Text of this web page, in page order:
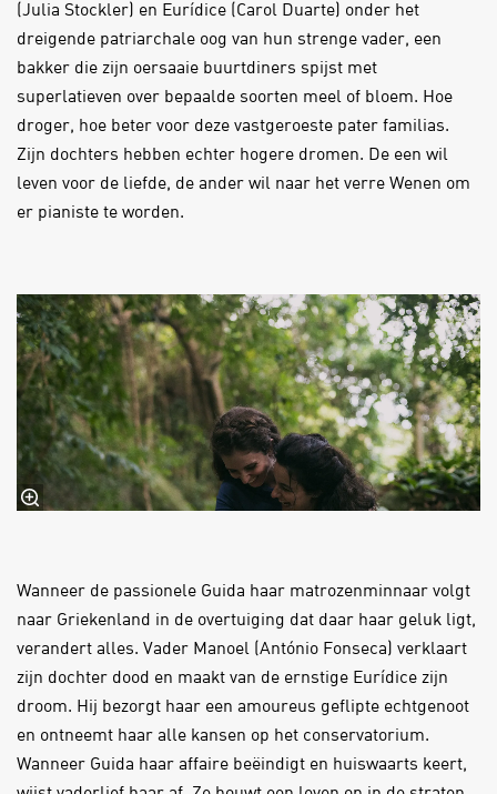
(Julia Stockler) en Eurídice (Carol Duarte) onder het
dreigende patriarchale oog van hun strenge vader, een
bakker die zijn oersaaie buurtdiners spijst met
superlatieven over bepaalde soorten meel of bloem. Hoe
droger, hoe beter voor deze vastgeroeste pater familias.
Zijn dochters hebben echter hogere dromen. De een wil
leven voor de liefde, de ander wil naar het verre Wenen om
er pianiste te worden.
Wanneer de passionele Guida haar matrozenminnaar volgt
naar Griekenland in de overtuiging dat daar haar geluk ligt,
verandert alles. Vader Manoel (António Fonseca) verklaart
zijn dochter dood en maakt van de ernstige Eurídice zijn
droom. Hij bezorgt haar een amoureus geflipte echtgenoot
en ontneemt haar alle kansen op het conservatorium.
Wanneer Guida haar affaire beëindigt en huiswaarts keert,